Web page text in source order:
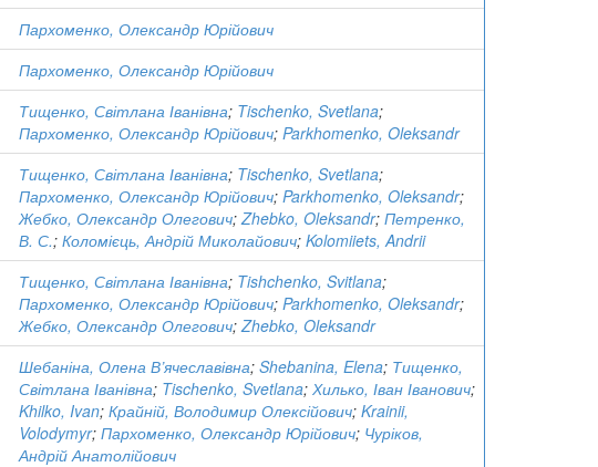
Пархоменко, Олександр Юрійович
Пархоменко, Олександр Юрійович
Тищенко, Світлана Іванівна; Tischenko, Svetlana;
Пархоменко, Олександр Юрійович; Parkhomenko, Oleksandr
Тищенко, Світлана Іванівна; Tischenko, Svetlana;
Пархоменко, Олександр Юрійович; Parkhomenko, Oleksandr;
Жебко, Олександр Олегович;Zhebko, Oleksandr; Петренко,
В. С.; Коломієць, Андрій Миколайович; Kolomiiets, Andrii
Тищенко, Світлана Іванівна; Tishchenko, Svitlana;
Пархоменко, Олександр Юрійович; Parkhomenko, Oleksandr;
Жебко, Олександр Олегович;Zhebko, Oleksandr
Шебаніна, Олена В’ячеславівна; Shebanina, Elena; Тищенко,
Світлана Іванівна; Tischenko, Svetlana; Хилько, Іван Іванович;
Khilko, Ivan; Крайній, Володимир Олексійович; Krainii,
Volodymyr; Пархоменко, Олександр Юрійович; Чуріков,
Андрій Анатолійович